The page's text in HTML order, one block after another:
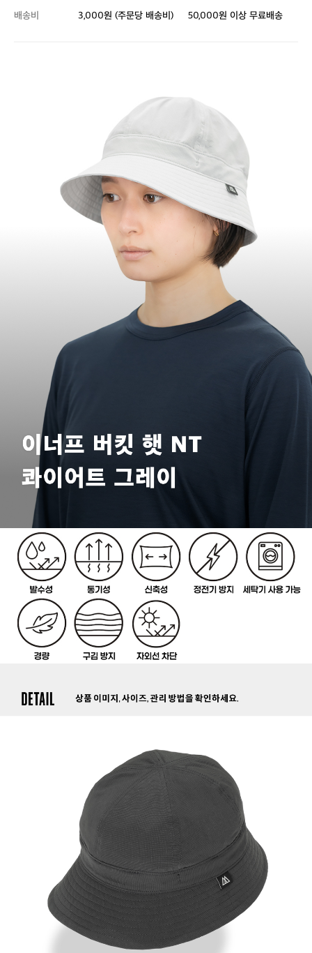
배송비
3,000원 (주문당 배송비) 50,000원 이상 무료배송